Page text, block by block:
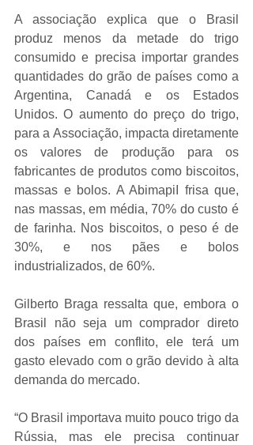
A associação explica que o Brasil
produz menos da metade do trigo
consumido e precisa importar grandes
quantidades do grão de países como a
Argentina, Canadá e os Estados
Unidos. O aumento do preço do trigo,
para a Associação, impacta diretamente
os valores de produção para os
fabricantes de produtos como biscoitos,
massas e bolos. A AbimapiI frisa que,
nas massas, em média, 70% do custo é
de farinha. Nos biscoitos, o peso é de
30%, e nos pães e bolos
industrializados, de 60%.
Gilberto Braga ressalta que, embora o
Brasil não seja um comprador direto
dos países em conflito, ele terá um
gasto elevado com o grão devido à alta
demanda do mercado.
“O Brasil importava muito pouco trigo da
Rússia, mas ele precisa continuar